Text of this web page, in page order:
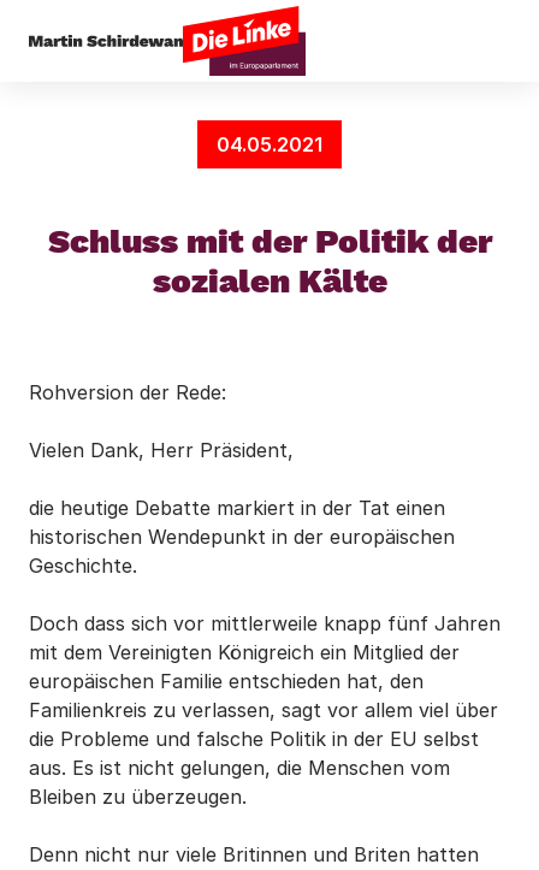
04.05.2021
Schluss mit der Politik der
sozialen Kälte
Rohversion der Rede:
Vielen Dank, Herr Präsident,
die heutige Debatte markiert in der Tat einen
historischen Wendepunkt in der europäischen
Geschichte.
Doch dass sich vor mittlerweile knapp fünf Jahren
mit dem Vereinigten Königreich ein Mitglied der
europäischen Familie entschieden hat, den
Familienkreis zu verlassen, sagt vor allem viel über
die Probleme und falsche Politik in der EU selbst
aus. Es ist nicht gelungen, die Menschen vom
Bleiben zu überzeugen.
Denn nicht nur viele Britinnen und Briten hatten